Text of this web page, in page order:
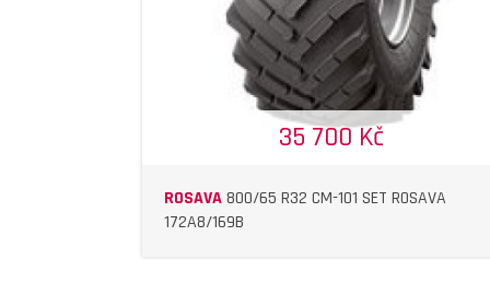
35 700 Kč
ROSAVA800/65 R32 CM-101 SET ROSAVA
172A8/169B